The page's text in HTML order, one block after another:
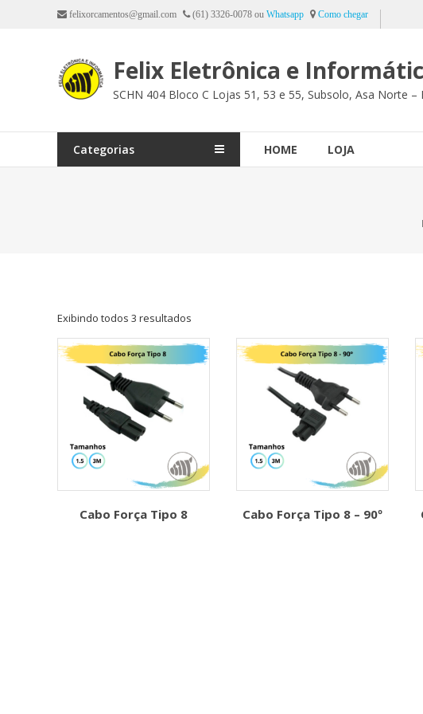
felixorcamentos@gmail.com (61) 3326-0078 ou Whatsapp Como chegar
Felix Eletrônica e
SCHN 404 Bloco C Lojas 51, 53 e 55, Subsolo, Asa Norte –
Categorias HOME LOJA
Exibindo todos 3 resultados
Cabo Força Tipo 8 Cabo Força Tipo 8 – 90º